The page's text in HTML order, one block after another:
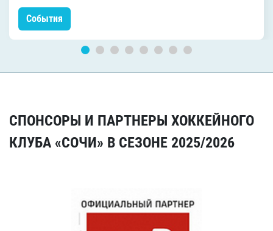
События
СПОНСОРЫ И ПАРТНЕРЫ ХОККЕЙНОГО
КЛУБА «СОЧИ» В СЕЗОНЕ 2025/2026